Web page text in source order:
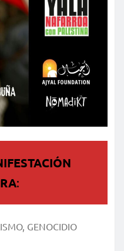
:
GENOCIDIO